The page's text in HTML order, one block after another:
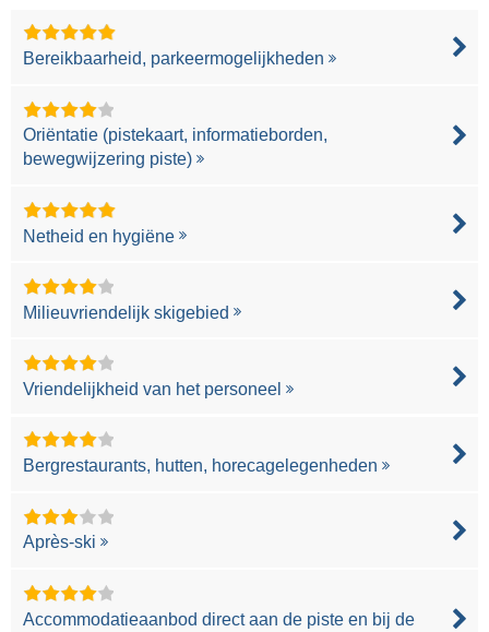
Bereikbaarheid, parkeermogelijkheden
Oriëntatie (pistekaart, informatieborden,
bewegwijzering piste)
Netheid en hygiëne
Milieuvriendelijk skigebied
Vriendelijkheid van het personeel
Bergrestaurants, hutten, horecagelegenheden
Après-ski
Accommodatieaanbod direct aan de piste en bij de